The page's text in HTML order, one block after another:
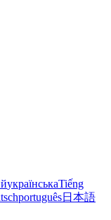
українськаTiếng
português日本語